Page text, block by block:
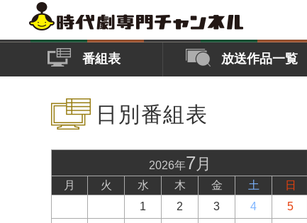
番組表 放送作品一覧
日別番組表
2026年7月
月 火 水 木 金 土
日
1
2 3 4
5